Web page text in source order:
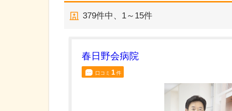
379件中、 1～15件
春日野会病院
口コミ 1件